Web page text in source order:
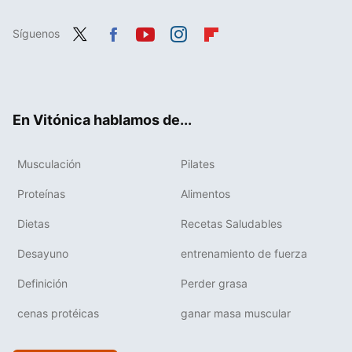
Síguenos
En Vitónica hablamos de...
Musculación Pilates
Proteínas Alimentos
Dietas Recetas Saludables
Desayuno entrenamiento de fuerza
Definición Perder grasa
cenas protéicas ganar masa muscular